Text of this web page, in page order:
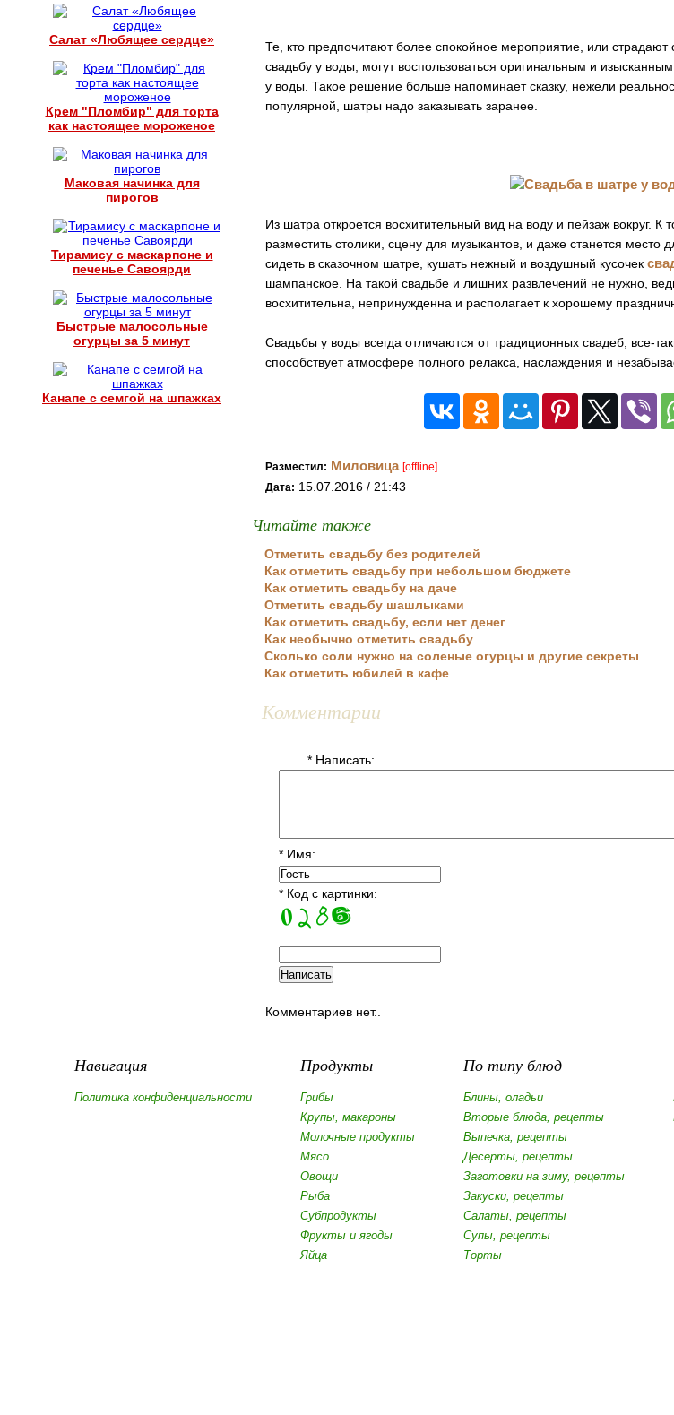
Салат «Любящее сердце»
Крем "Пломбир" для торта
как настоящее мороженое
Маковая начинка для
пирогов
Тирамису с маскарпоне и
печенье Савоярди
Быстрые малосольные
огурцы за 5 минут
Канапе с семгой на шпажках
Те, кто предпочитают более спокойное мероприятие, или страдают
свадьбу у воды, могут воспользоваться оригинальным и
у воды. Такое решение больше напоминает сказку, нежели
популярной, шатры надо заказывать заранее.
Из шатра откроется восхитительный вид на воду и пейзаж вокруг. К
разместить столики, сцену для музыкантов, и даже станется место
сидеть в сказочном шатре, кушать нежный и воздушный кусочек
шампанское. На такой свадьбе и лишних развлечений не нужно,
восхитительна, непринужденна и располагает к хорошему
Свадьбы у воды всегда отличаются от традиционных свадеб, все-
способствует атмосфере полного релакса, наслаждения и
Разместил: Миловица [offline]
Дата: 15.07.2016 / 21:43
Читайте также
Отметить свадьбу без родителей
Как отметить свадьбу при небольшом бюджете
Как отметить свадьбу на даче
Отметить свадьбу шашлыками
Как отметить свадьбу, если нет денег
Как необычно отметить свадьбу
Сколько соли нужно на соленые огурцы и другие секреты
Как отметить юбилей в кафе
Комментарии
* Написать:
* Имя:
* Код с картинки:
Комментариев нет..
Навигация
Политика конфиденциальности
Продукты
Грибы
Крупы, макароны
Молочные продукты
Мясо
Овощи
Рыба
Субпродукты
Фрукты и ягоды
Яйца
По типу блюд
Блины, оладьи
Вторые блюда, рецепты
Выпечка, рецепты
Десерты, рецепты
Заготовки на зиму, рецепты
Закуски, рецепты
Салаты, рецепты
Супы, рецепты
Торты